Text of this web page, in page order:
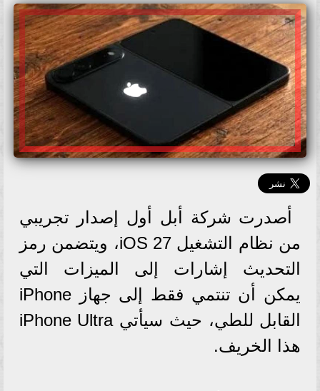
أصدرت شركة أبل أول إصدار تجريبي
من نظام التشغيل iOS 27، ويتضمن رمز
التحديث إشارات إلى الميزات التي
يمكن أن تنتمي فقط إلى جهاز iPhone
القابل للطي، حيث سيأتي iPhone Ultra
هذا الخريف.